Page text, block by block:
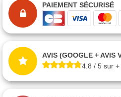
PAIEMENT SÉCURISÉ
AVIS (GOOGLE + AVIS
4.8 / 5 sur